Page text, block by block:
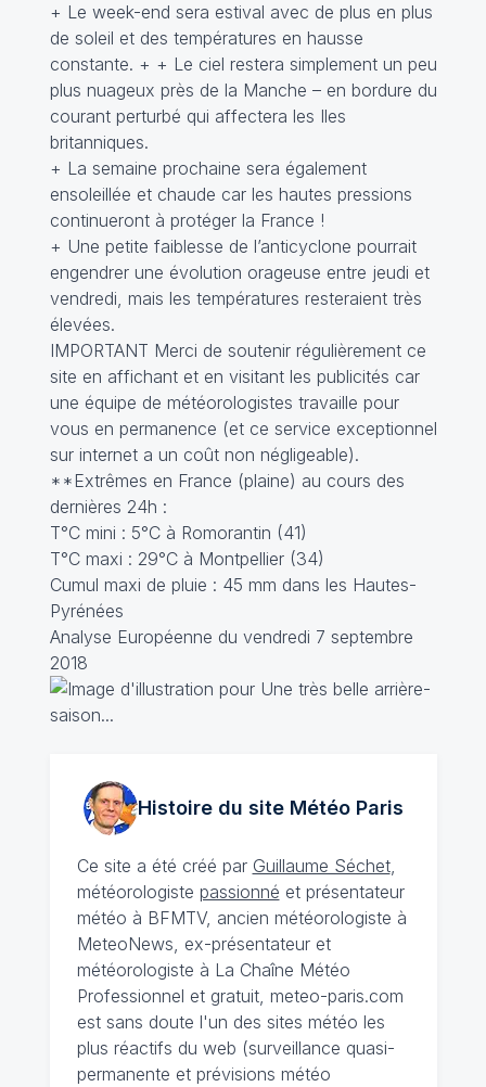
+ Le week-end sera estival avec de plus en plus
de soleil et des températures en hausse
constante. + + Le ciel restera simplement un peu
plus nuageux près de la Manche – en bordure du
courant perturbé qui affectera les Iles
britanniques.
+ La semaine prochaine sera également
ensoleillée et chaude car les hautes pressions
continueront à protéger la France !
+ Une petite faiblesse de l’anticyclone pourrait
engendrer une évolution orageuse entre jeudi et
vendredi, mais les températures resteraient très
élevées.
IMPORTANT Merci de soutenir régulièrement ce
site en affichant et en visitant les publicités car
une équipe de météorologistes travaille pour
vous en permanence (et ce service exceptionnel
sur internet a un coût non négligeable).
**Extrêmes en France (plaine) au cours des
dernières 24h :
T°C mini : 5°C à Romorantin (41)
T°C maxi : 29°C à Montpellier (34)
Cumul maxi de pluie : 45 mm dans les Hautes-
Pyrénées
Analyse Européenne du vendredi 7 septembre
2018
Histoire du site MétéoParis
Ce site a été créé par Guillaume Séchet,
météorologiste passionné et présentateur
météo à BFMTV, ancien météorologiste à
MeteoNews, ex-présentateur et
météorologiste à La Chaîne Météo
Professionnel et gratuit, meteo-paris.com
est sans doute l'un des sites météo les
plus réactifs du web (surveillance quasi-
permanente et prévisions météo